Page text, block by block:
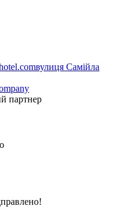
вулиця Самійла
партнер